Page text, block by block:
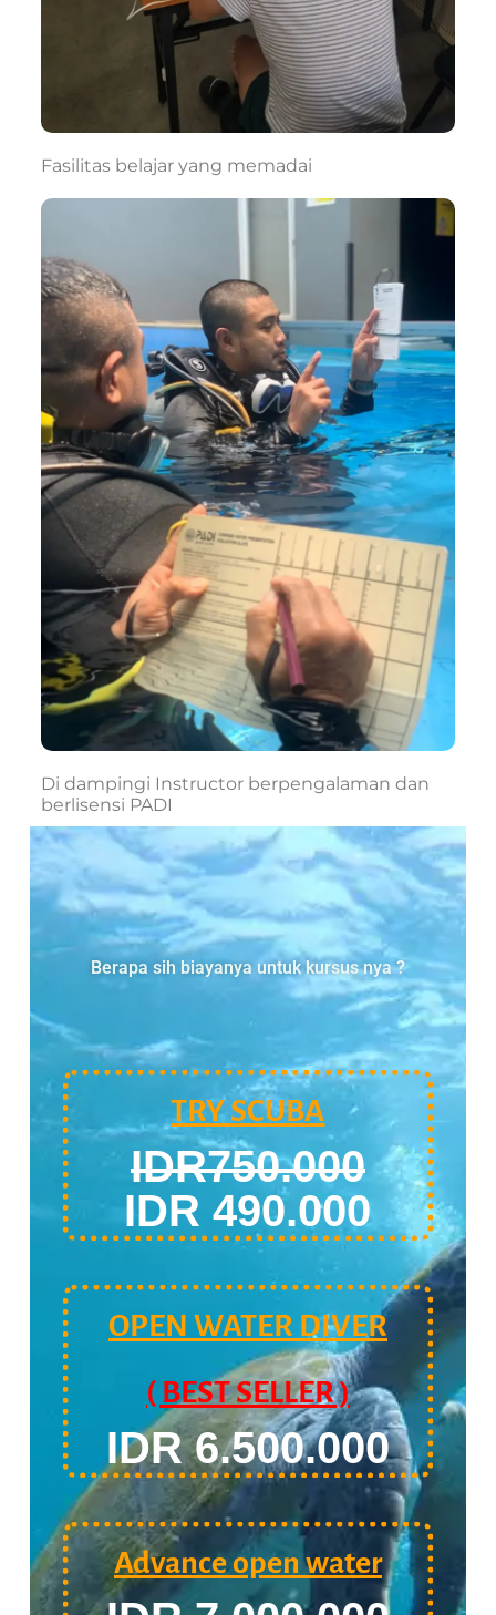
Fasilitas belajar yang memadai
Di dampingi Instructor berpengalaman dan
berlisensi PADI
Berapa sih biayanya untuk kursus nya ?
TRY SCUBA
IDR750.000
IDR 490.000
OPEN WATER DIVER
( BEST SELLER )
IDR 6.500.000
Advance open water